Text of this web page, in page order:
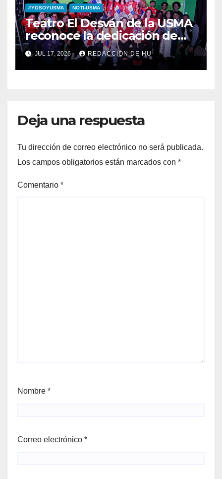
#YOSOYUSMA NOTI-USMA
Teatro El Desván de la USMA
reconoce la dedicación de
sus estudiantes en su 43
aniversario
JUL 17, 2026 REDACCIÓN DE HU
Deja una respuesta
Tu dirección de correo electrónico no será publicada.
Los campos obligatorios están marcados con *
Comentario *
Nombre *
Correo electrónico *